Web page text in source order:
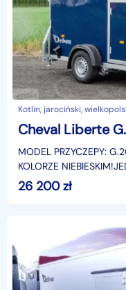
Kotlin, jarociński,
MODEL PRZYCZEPY:
KOLORZE
to przyczepka
muzycznego, e
26 200zł